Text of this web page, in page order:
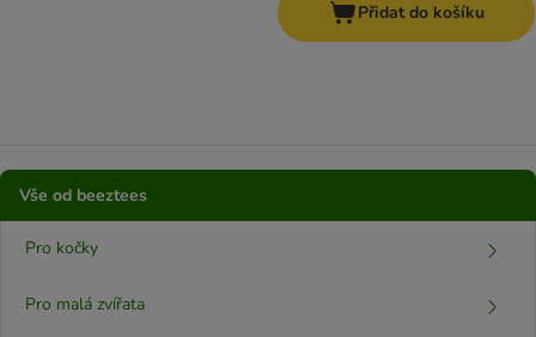
Přidat do košíku
Vše od beeztees
Pro kočky
Pro malá zvířata